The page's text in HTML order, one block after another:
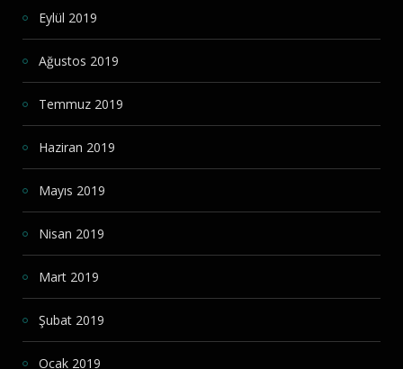
Eylül 2019
Ağustos 2019
Temmuz 2019
Haziran 2019
Mayıs 2019
Nisan 2019
Mart 2019
Şubat 2019
Ocak 2019